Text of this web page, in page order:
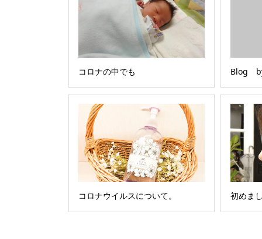
コロナの中でも Blog
コロナウイルスについて。 初めま